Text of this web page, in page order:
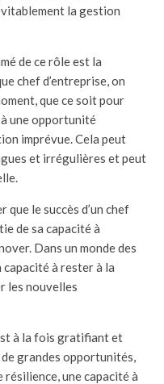
la gestion
de ce rôle est la
chef d’entreprise, on
que ce soit pour
une opportunité
imprévue. Cela peut
et irrégulières et peut
le succès d’un chef
de sa capacité à
Dans un monde des
à rester à la
les nouvelles
à la fois gratifiant et
grandes opportunités,
résilience, une capacité à